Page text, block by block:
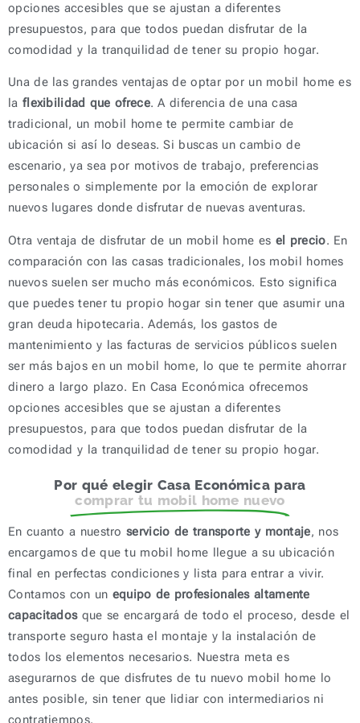
opciones accesibles que se ajustan a diferentes
presupuestos, para que todos puedan disfrutar de la
comodidad y la tranquilidad de tener su propio hogar.
Una de las grandes ventajas de optar por un mobil home es
la flexibilidad que ofrece. A diferencia de una casa
tradicional, un mobil home te permite cambiar de
ubicación si así lo deseas. Si buscas un cambio de
escenario, ya sea por motivos de trabajo, preferencias
personales o simplemente por la emoción de explorar
nuevos lugares donde disfrutar de nuevas aventuras.
Otra ventaja de disfrutar de un mobil home es el precio. En
comparación con las casas tradicionales, los mobil homes
nuevos suelen ser mucho más económicos. Esto significa
que puedes tener tu propio hogar sin tener que asumir una
gran deuda hipotecaria. Además, los gastos de
mantenimiento y las facturas de servicios públicos suelen
ser más bajos en un mobil home, lo que te permite ahorrar
dinero a largo plazo. En Casa Económica ofrecemos
opciones accesibles que se ajustan a diferentes
presupuestos, para que todos puedan disfrutar de la
comodidad y la tranquilidad de tener su propio hogar.
Por qué elegir Casa Económica para
comprar tu mobil home nuevo
En cuanto a nuestro servicio de transporte y montaje, nos
encargamos de que tu mobil home llegue a su ubicación
final en perfectas condiciones y lista para entrar a vivir.
Contamos con un equipo de profesionales altamente
capacitadosque se encargará de todo el proceso, desde el
transporte seguro hasta el montaje y la instalación de
todos los elementos necesarios. Nuestra meta es
asegurarnos de que disfrutes de tu nuevo mobil home lo
antes posible, sin tener que lidiar con intermediarios ni
contratiempos.